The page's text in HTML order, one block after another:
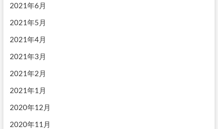
2021年6月
2021年5月
2021年4月
2021年3月
2021年2月
2021年1月
2020年12月
2020年11月